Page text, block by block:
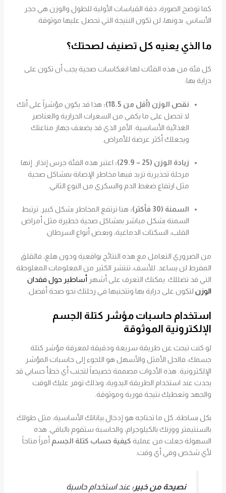
كما توضح الصورة، دقة القياسات الأولية للطول والوزن هي حجر
الأساس. بدونها، لن تكون النتيجة التي تحصل عليها موثوقة.
ما الذي يعنيه كل تصنيف لصحتك؟
كل فئة من هذه الفئات لها انعكاسات صحية يجب أن تكون على
دراية بها:
نقص الوزن (أقل من 18.5):
هذا قد يكون مؤشراً على أنك
لا تحصل على ما يكفي من السعرات الحرارية والعناصر
الغذائية الأساسية. الأمر الذي قد يضعف جهاز مناعتك
ويجعلك أكثر عرضة للأمراض.
زيادة الوزن (25 – 29.9):
اعتبر هذه الفئة جرس إنذار. إنها
مرحلة تحذيرية تزيد فيها مخاطر الإصابة بمشاكل صحية
مثل ارتفاع ضغط الدم والسكري من النوع الثاني.
السمنة (30 فأكثر):
هنا ترتفع المخاطر بشكل كبير. ترتبط
السمنة بشكل مباشر بمشاكل صحية خطيرة مثل أمراض
القلب، السكتات الدماغية، وبعض أنواع السرطان.
من الضروري التعامل مع هذه النتائج بواقعية ودون هلع، فالقلق
المفرط لن يساعد. للأسف، تنتشر الكثير من المعلومات المغلوطة
التي قد تضللك. يمكنك التعرف على أشهر أساطير حول فقدان
الوزن لتكون على دراية بها وتتجنبها في رحلتك نحو صحة أفضل.
استخدام حاسبات مؤشر كتلة الجسم
الإلكترونية الموثوقة
لو كنت تبحث عن طريقة سريعة ودقيقة لمعرفة مؤشر كتلة
جسمك، فالحل الأمثل والأسهل هو اللجوء إلى حاسبات المؤشر
الإلكترونية. هذه الأدوات مصممة خصيصاً لتجنب أي خطأ حسابي قد
يحدث عند استخدام الطريقة اليدوية، وبذلك توفر عليك الوقت
والجهد وتعطيك نتيجة فورية وموثوقة.
بكل بساطة، كل ما تحتاجه هو إدخال بياناتك الأساسية، مثل طولك
بالسنتيمتر ووزنك بالكيلوجرام، والحاسبة ستقوم بالباقي. هذه
السهولة جعلت من عملية كيفية حساب كتلة الجسم أمراً متاحاً
لأي شخص وفي أي وقت.
نصيحة من خبير: عند استخدام حاسبة